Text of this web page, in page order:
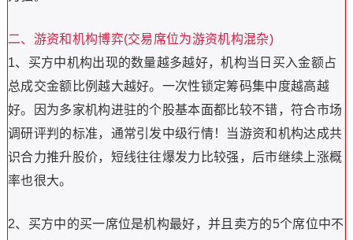
二、游资和机构博弈(交易席位为游资机构混杂)
1、买方中机构出现的数量越多越好，机构当日买入金额占
总成交金额比例越大越好。一次性锁定筹码集中度越高越
好。因为多家机构进驻的个股基本面都比较不错，符合市场
调研评判的标准，通常引发中级行情！当游资和机构达成共
识合力推升股价，短线往往爆发力比较强，后市继续上涨概
率也很大。
2、买方中的买一席位是机构最好，并且卖方的5个席位中不